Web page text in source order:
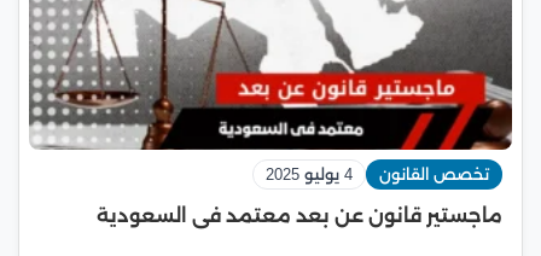
تخصص القانون 4 يوليو 2025
ماجستير قانون عن بعد معتمد فى السعودية